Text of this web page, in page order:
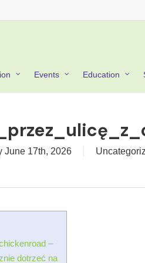
Events Education
June 17th, 2026
–
dotrzeć na